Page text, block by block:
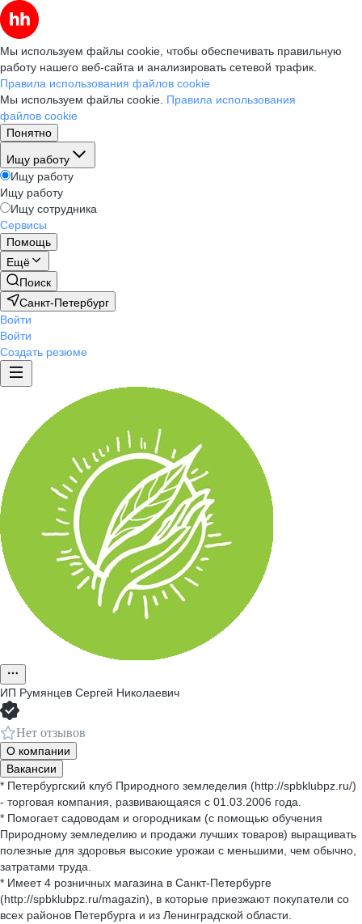
Мы используем файлы cookie, чтобы обеспечивать правильную
работу нашего веб-сайта и анализировать сетевой трафик.
Правила использования файлов cookie
Мы используем файлы cookie. Правила использования
файлов cookie
Понятно
Ищу работу
Ищу работу
Ищу работу
Ищу сотрудника
Сервисы
Помощь
Ещё
Поиск
Санкт-Петербург
Войти
Войти
Создать резюме
ИП Румянцев Сергей Николаевич
Нет отзывов
О компании
Вакансии
* Петербургский клуб Природного земледелия (http://spbklubpz.ru/)
- торговая компания, развивающаяся с 01.03.2006 года.
* Помогает садоводам и огородникам (с помощью обучения
Природному земледелию и продажи лучших товаров) выращивать
полезные для здоровья высокие урожаи с меньшими, чем обычно,
затратами труда.
* Имеет 4 розничных магазина в Санкт-Петербурге
(http://spbklubpz.ru/magazin), в которые приезжают покупатели со
всех районов Петербурга и из Ленинградской области.